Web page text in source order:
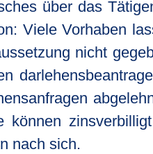
über das
Viele Vorhaben
nicht
können
nach sich.